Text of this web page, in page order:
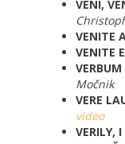
VENI,
VENITE
VENITE
VERBUM
Močnik
VERE
video
VERILY,